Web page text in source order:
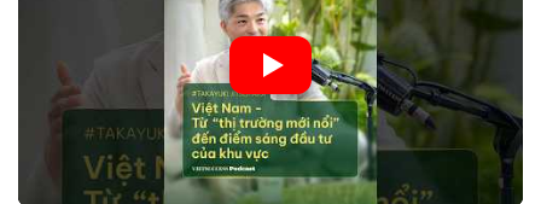
• Tâm lý ngắn hạn: sợ hãi, giảm khối lượng, người bán tăng.
• Khuyến nghị: giữ cẩn thận, tránh short, tập trung vào
stablecoin, theo dõi US legislation.
📊 Nguồn: Radar Tâm Lý Thị Trường
🎥 Xem video trực tiếp tại:
Nguồn: VIETSUCCESS